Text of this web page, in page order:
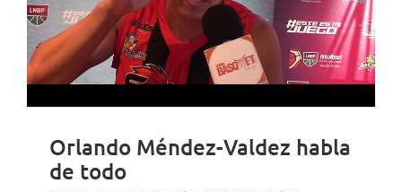
Orlando Méndez-Valdez habla
de todo